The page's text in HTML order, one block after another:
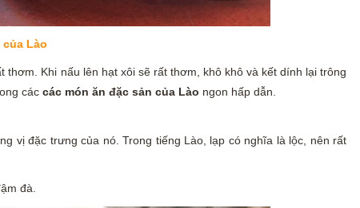
của Lào
Khi nấu lên hạt xôi sẽ rất thơm, khô khô và kết dính lại trông
cáccác món ăn đặc sản của Lào ngon hấp dẫn.
vị đặc trưng của nó. Trong tiếng Lào, lạp có nghĩa là lộc, nên rất
đà.